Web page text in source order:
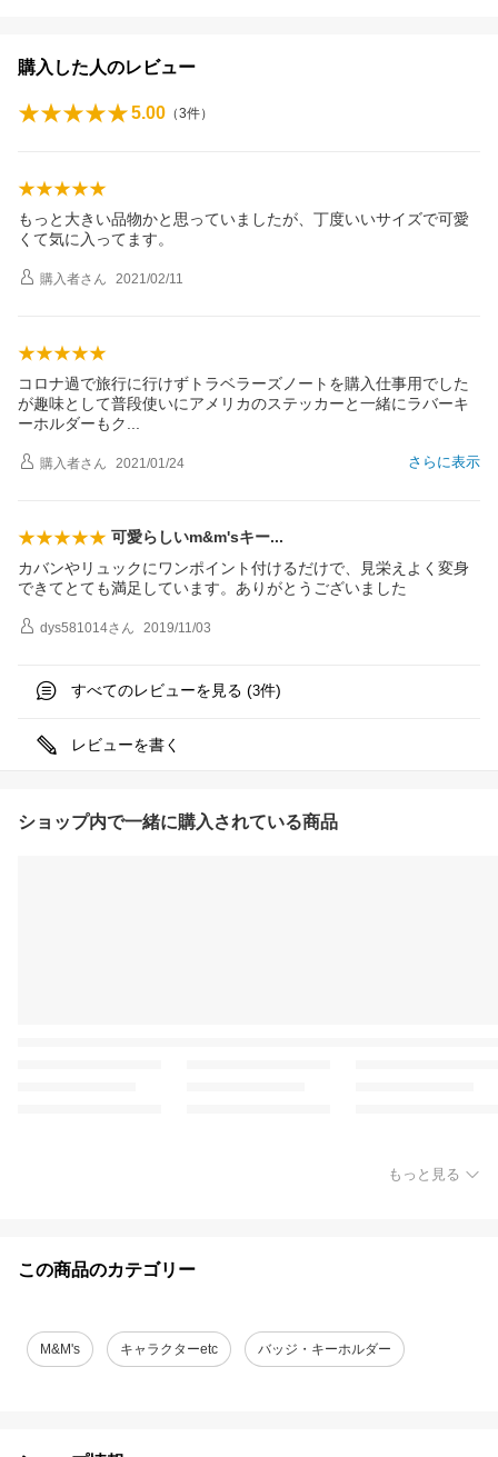
購入した人のレビュー
5.00 （3件）
もっと大きい品物かと思っていましたが、丁度いいサイズで可愛
くて気に入ってます。
購入者さん 2021/02/11
コロナ過で旅行に行けずトラベラーズノートを購入仕事用でした
が趣味として普段使いにアメリカのステッカーと一緒にラバーキ
ーホルダーもク
さらに表示
購入者さん 2021/01/24
可愛らしいm&m'sキー
カバンやリュックにワンポイント付けるだけで、見栄えよく変身
できてとても満足しています。ありがとうございました
dys581014さん 2019/11/03
すべてのレビューを見る (3件)
レビューを書く
ショップ内で一緒に購入されている商品
もっと見る
この商品のカテゴリー
M&M's キャラクターetc バッジ・キーホルダー